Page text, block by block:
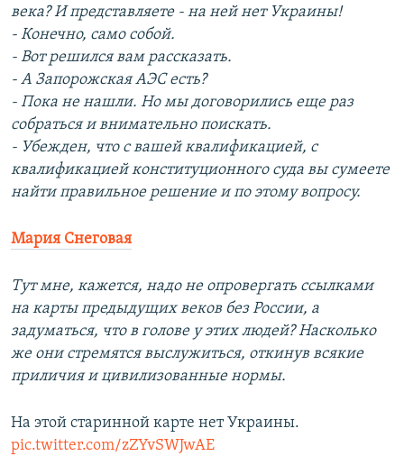
века? И представляете - на ней нет Украины!
- Конечно, само собой.
- Вот решился вам рассказать.
- А Запорожская АЭС есть?
- Пока не нашли. Но мы договорились еще раз
собраться и внимательно поискать.
- Убежден, что с вашей квалификацией, с
квалификацией конституционного суда вы сумеете
найти правильное решение и по этому вопросу.
Мария Снеговая
Тут мне, кажется, надо не опровергать ссылками
на карты предыдущих веков без России, а
задуматься, что в голове у этих людей? Насколько
же они стремятся выслужиться, откинув всякие
приличия и цивилизованные нормы.
На этой старинной карте нет Украины.
pic.twitter.com/zZYvSWJwAE